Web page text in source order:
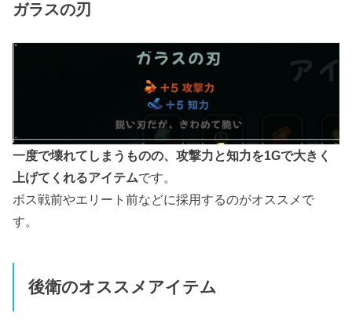
ガラスの刃
一度で壊れてしまうものの、攻撃力と知力を1Gで大きく
上げてくれるアイテムです。
ボス戦前やエリート前などに採用するのがオススメで
す。
後衛のオススメアイテム